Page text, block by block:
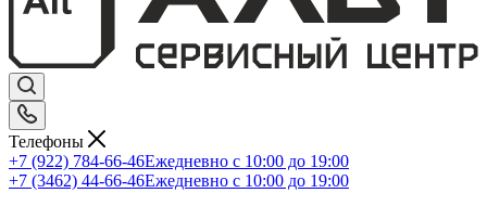
Телефоны
+7 (922) 784-66-46Ежедневно с 10:00 до 19:00
+7 (3462) 44-66-46Ежедневно с 10:00 до 19:00